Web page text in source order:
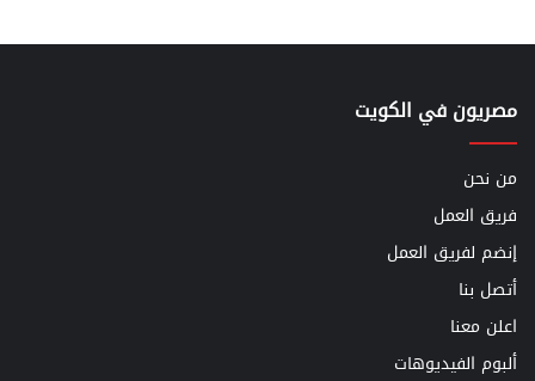
مصريون في الكويت
من نحن
فريق العمل
إنضم لفريق العمل
أتصل بنا
اعلن معنا
ألبوم الفيديوهات